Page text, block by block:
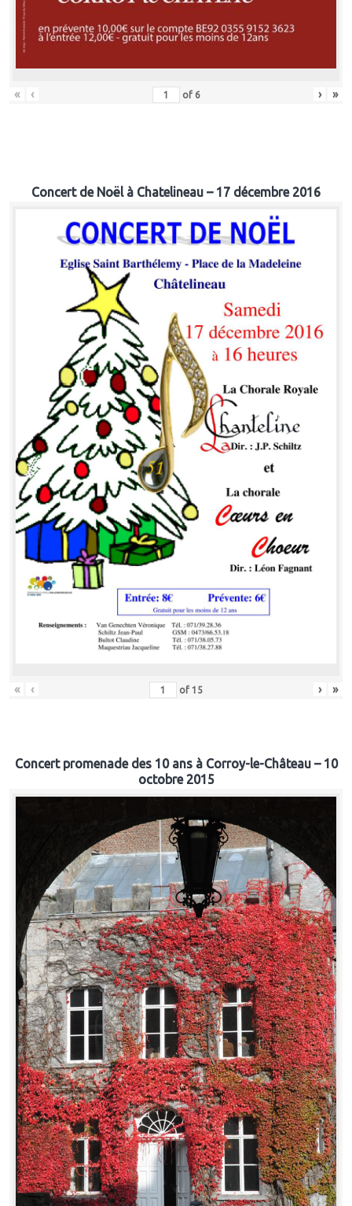
« ‹ of 6 › »
Concert de Noël à Chatelineau – 17 décembre 2016
« ‹ of 15 › »
Concert promenade des 10 ans à Corroy-le-Château – 10
octobre 2015